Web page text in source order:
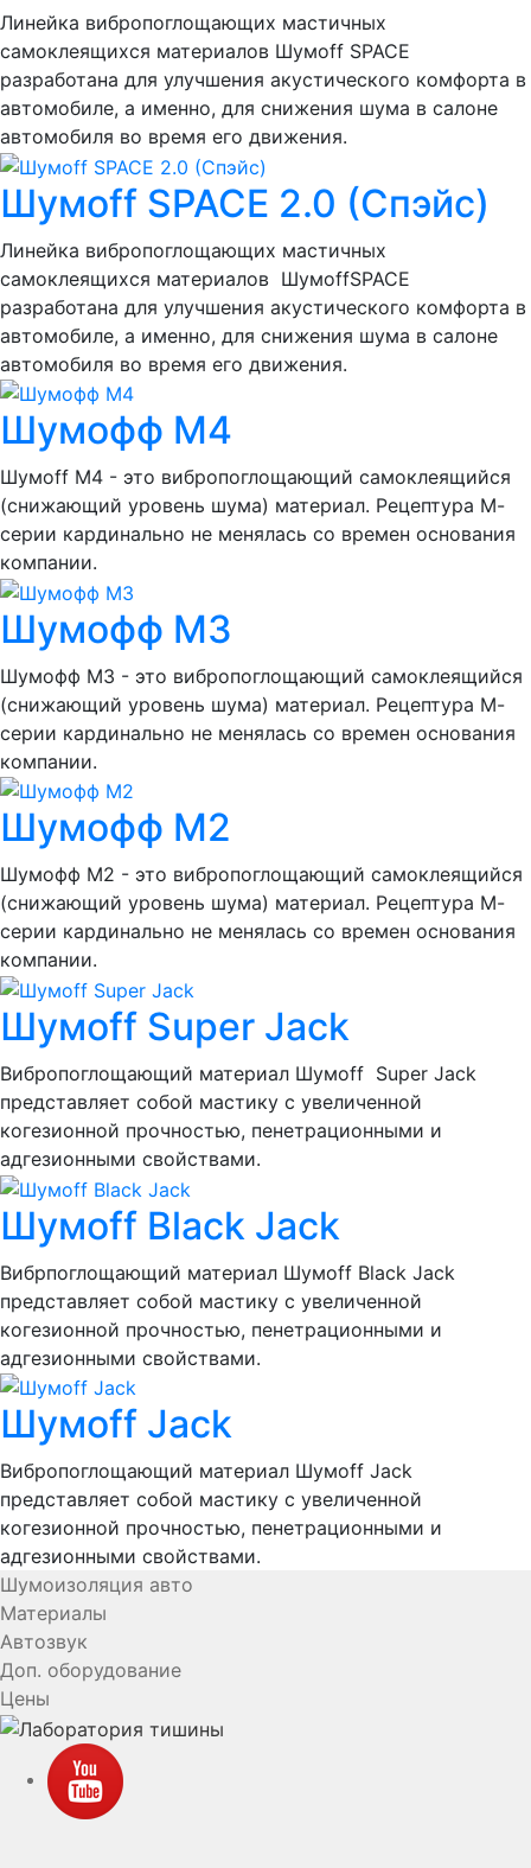
Линейка вибропоглощающих мастичных
самоклеящихся материалов Шумоff SPACE
разработана для улучшения акустического комфорта в
автомобиле, а именно, для снижения шума в салоне
автомобиля во время его движения.
Шумoff SPACE 2.0 (Спэйс)
Линейка вибропоглощающих мастичных
самоклеящихся материалов ШумоffSPACE
разработана для улучшения акустического комфорта в
автомобиле, а именно, для снижения шума в салоне
автомобиля во время его движения.
Шумофф М4
Шумоff M4 - это вибропоглощающий самоклеящийся
(снижающий уровень шума) материал. Рецептура М-
серии кардинально не менялась со времен основания
компании.
Шумофф М3
Шумофф М3 - это вибропоглощающий самоклеящийся
(снижающий уровень шума) материал. Рецептура М-
серии кардинально не менялась со времен основания
компании.
Шумофф М2
Шумофф М2 - это вибропоглощающий самоклеящийся
(снижающий уровень шума) материал. Рецептура М-
серии кардинально не менялась со времен основания
компании.
Шумоff Super Jack
Вибропоглощающий материал Шумоff Super Jack
представляет собой мастику с увеличенной
когезионной прочностью, пенетрационными и
адгезионными свойствами.
Шумоff Black Jack
Вибрпоглощающий материал Шумоff Black Jack
представляет собой мастику с увеличенной
когезионной прочностью, пенетрационными и
адгезионными свойствами.
Шумоff Jack
Вибропоглощающий материал Шумоff Jack
представляет собой мастику с увеличенной
когезионной прочностью, пенетрационными и
адгезионными свойствами.
Шумоизоляция авто
Материалы
Автозвук
Доп. оборудование
Цены